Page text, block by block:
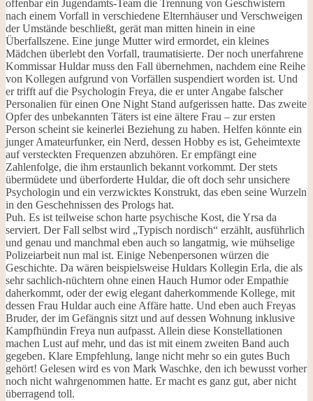
offenbar ein Jugendamts-Team die Trennung von Geschwistern
nach einem Vorfall in verschiedene Elternhäuser und Verschweigen
der Umstände beschließt, gerät man mitten hinein in eine
Überfallszene. Eine junge Mutter wird ermordet, ein kleines
Mädchen überlebt den Vorfall, traumatisierte. Der noch unerfahrene
Kommissar Huldar muss den Fall übernehmen, nachdem eine Reihe
von Kollegen aufgrund von Vorfällen suspendiert worden ist. Und
er trifft auf die Psychologin Freya, die er unter Angabe falscher
Personalien für einen One Night Stand aufgerissen hatte. Das zweite
Opfer des unbekannten Täters ist eine ältere Frau – zur ersten
Person scheint sie keinerlei Beziehung zu haben. Helfen könnte ein
junger Amateurfunker, ein Nerd, dessen Hobby es ist, Geheimtexte
auf versteckten Frequenzen abzuhören. Er empfängt eine
Zahlenfolge, die ihm erstaunlich bekannt vorkommt. Der stets
übermüdete und überforderte Huldar, die oft doch sehr unsichere
Psychologin und ein verzwicktes Konstrukt, das eben seine Wurzeln
in den Geschehnissen des Prologs hat.
Puh. Es ist teilweise schon harte psychische Kost, die Yrsa da
serviert. Der Fall selbst wird „Typisch nordisch“ erzählt, ausführlich
und genau und manchmal eben auch so langatmig, wie mühselige
Polizeiarbeit nun mal ist. Einige Nebenpersonen würzen die
Geschichte. Da wären beispielsweise Huldars Kollegin Erla, die als
sehr sachlich-nüchtern ohne einen Hauch Humor oder Empathie
daherkommt, oder der ewig elegant daherkommende Kollege, mit
dessen Frau Huldar auch eine Affäre hatte. Und eben auch Freyas
Bruder, der im Gefängnis sitzt und auf dessen Wohnung inklusive
Kampfhündin Freya nun aufpasst. Allein diese Konstellationen
machen Lust auf mehr, und das ist mit einem zweiten Band auch
gegeben. Klare Empfehlung, lange nicht mehr so ein gutes Buch
gehört! Gelesen wird es von Mark Waschke, den ich bewusst vorher
noch nicht wahrgenommen hatte. Er macht es ganz gut, aber nicht
überragend toll.